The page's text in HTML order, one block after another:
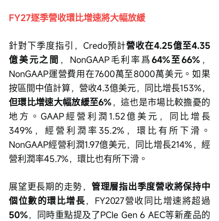
FY27逐季營收環比增速將大幅放緩
針對下季度指引，Credo預計營收在4.25億至4.35
億美元之間 ，NonGAAP毛利率爲64%至66% ，
NonGAAP運營費用在7600萬至8000萬美元。如果
按區間中值計算，營收4.3億美元，同比增長153%，
但環比增速大幅放緩至6%，這也是市場比較擔憂的
地方。GAAP經營利潤1.52億美元，同比增長
349%，經營利潤率35.2%，環比有所下滑。
NonGAAP經營利潤1.97億美元，同比增長214%，經
營利潤率45.7%，環比也有所下滑。
展望更長期的走勢， 管理層指出季度營收將保持中
個位數的環比增長，FY2027營收同比增速將超過
50%，同時重點提及了PCIe Gen 6 AEC等新產品的